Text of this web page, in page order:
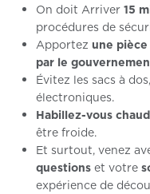
On doit Arriver 15
procédures de
Apportez une
par le
Évitez les sacs à
électroniques.
Habillez-vous
être froide.
Et surtout, venez
questions et votre
expérience de